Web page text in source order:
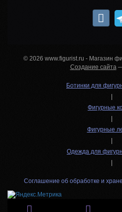
© 2026 www.figurist.ru - Магазин
Создание сайта—
Ботинки для
Фигурные
Фигурные
Одежда для
Соглашение об обработке и